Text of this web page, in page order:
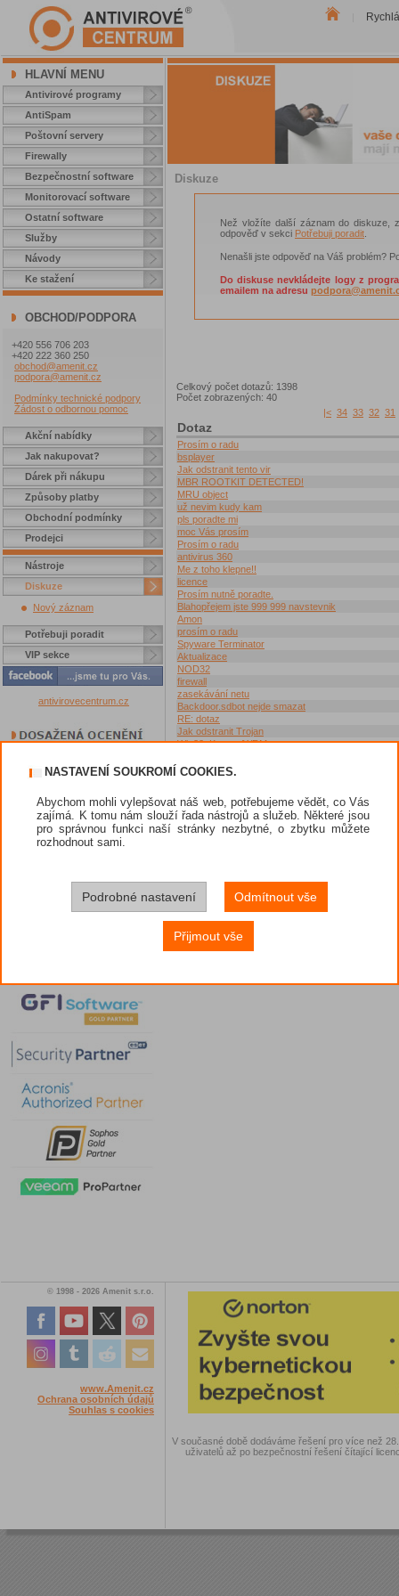
HLAVNÍ MENU
Antivirové programy
AntiSpam
Poštovní servery
Firewally
Bezpečnostní software
Monitorovací software
Ostatní software
Služby
Návody
Ke stažení
OBCHOD/PODPORA
+420 556 706 203
+420 222 360 250
obchod@amenit.cz
podpora@amenit.cz
Podmínky technické podpory
Žádost o odbornou pomoc
Akční nabídky
Jak nakupovat?
Dárek při nákupu
Způsoby platby
Obchodní podmínky
Prodejci
Nástroje
Diskuze
Nový záznam
Potřebuji poradit
VIP sekce
antivirovecentrum.cz
Diskuze
Než vložíte další záznam do diskuze,
odpověď v sekci Potřebuji poradit
Nenašli jste odpověď na Váš problém?
Do diskuse nevkládejte logy z
emailem na adresu
Celkový počet dotazů: 1398
Počet zobrazených: 40
|< 34 33 32 31
Dotaz
Prosím o radu
bsplayer
Jak odstranit tento vir
MBR ROOTKIT DETECTED!
MRU object
už nevim kudy kam
pls poradte mi
moc Vás prosím
Prosím o radu
antivirus 360
Me z toho klepne!!
licence
Prosím nutně poradte.
Blahopřejem jste 999 999 navstevnik
Amon
prosím o radu
Spyware Terminator
Aktualizace
NOD32
firewall
zasekávání netu
Backdoor.sdbot nejde smazat
RE: dotaz
Jak odstranit Trojan
Win32: Kurevo/WRM
Restart počítače po zapnutí
Avast
Scan Antivirus 2009
Outlook express a NOD32 v3
Trojan.dropper.win32.agent.dgo
Pokracovani logu
Vir
© 1998 - 2026 Amenit s.r.o.
www.Amenit.cz
Ochrana osobních údajů
Souhlas s cookies
V současné době dodáváme řešení pro více než
uživatelů až po bezpečnostní řešení čítající
NASTAVENÍ SOUKROMÍ COOKIES.
Abychom mohli vylepšovat náš web, potřebujeme vědět, co Vás
zajímá. K tomu nám slouží řada nástrojů a služeb. Některé jsou
pro správnou funkci naší stránky nezbytné, o zbytku můžete
rozhodnout sami.
Podrobné nastavení Odmítnout vše
Přijmout vše